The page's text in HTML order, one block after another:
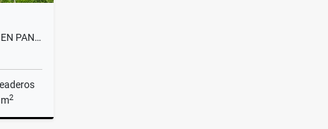
EXPECTACULAR CASA FINCA EN PANTANILLO ALTO DE PALMAS
2